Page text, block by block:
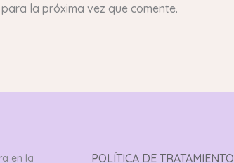
la próxima vez que comente.
en la POLÍTICA DE TRATAMIENTO